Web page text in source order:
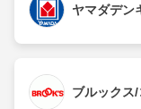
ヤマダデン
ブルックス/